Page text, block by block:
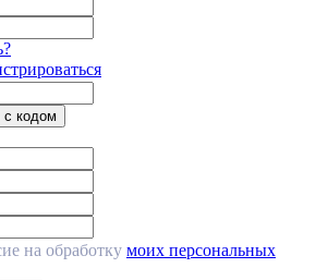
с кодом
на обработку моих персональных